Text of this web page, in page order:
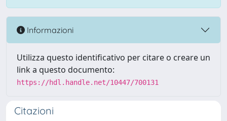
Informazioni
Utilizza questo identificativo per citare o creare un
link a questo documento:
https://hdl.handle.net/10447/700131
Citazioni